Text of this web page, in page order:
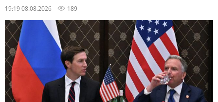
19:19 08.08.2026 189